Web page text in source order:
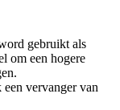
gebruikt als
om een hogere
een vervanger van